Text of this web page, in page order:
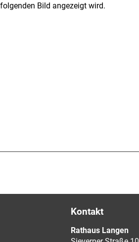
Bild angezeigt wird.
Kontakt
Rathaus Langen